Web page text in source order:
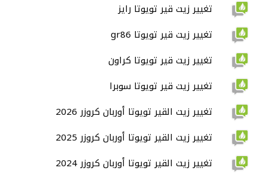
تغيير زيت قير تويوتا رايز
تغيير زيت قير تويوتا gr86
تغيير زيت قير تويوتا كراون
تغيير زيت قير تويوتا سوبرا
تغيير زيت القير تويوتا أوربان كروزر 2026
تغيير زيت القير تويوتا أوربان كروزر 2025
تغيير زيت القير تويوتا أوربان كروزر 2024